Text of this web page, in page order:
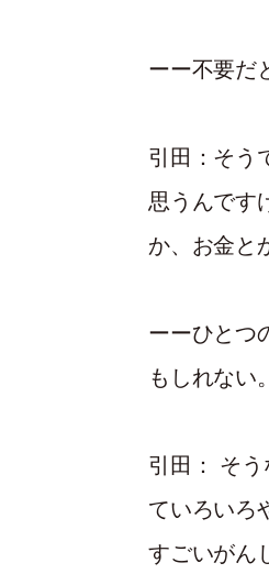
ーー不要だ
引田： そう
思うんです
か、お金と
ーーひとつ
もしれない。
引田： そう
ていろいろ
すごいがん